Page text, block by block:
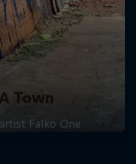
Town
Falko One